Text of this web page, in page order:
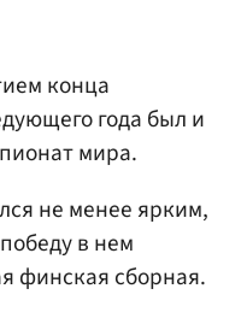
конца
года был и
мира.
не менее ярким,
в нем
финская сборная.